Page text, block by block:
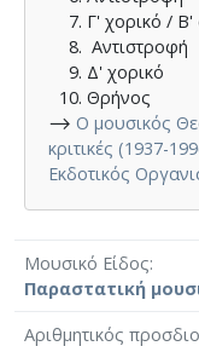
Γ' χορικό / Β'
Αντιστροφή
Δ' χορικό
Θρήνος
⟶ Ο μουσικός
κριτικές (1937-
Εκδοτικός
Μουσικό Είδος
Παραστατική
Αριθμητικός